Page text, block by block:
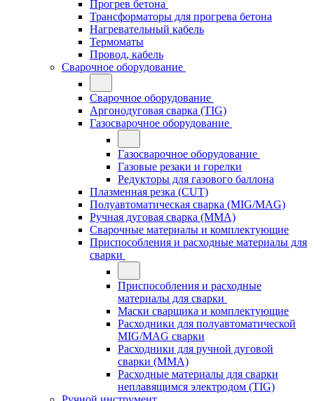
Прогрев бетона
Трансформаторы для прогрева бетона
Нагревательный кабель
Термоматы
Провод, кабель
Сварочное оборудование
Сварочное оборудование
Аргонодуговая сварка (TIG)
Газосварочное оборудование
Газосварочное оборудование
Газовые резаки и горелки
Редукторы для газового баллона
Плазменная резка (CUT)
Полуавтоматическая сварка (MIG/MAG)
Ручная дуговая сварка (MMA)
Сварочные материалы и комплектующие
Приспособления и расходные материалы для
сварки
Приспособления и расходные
материалы для сварки
Маски сварщика и комплектующие
Расходники для полуавтоматической
MIG/MAG сварки
Расходники для ручной дуговой
сварки (MMA)
Расходные материалы для сварки
неплавящимся электродом (TIG)